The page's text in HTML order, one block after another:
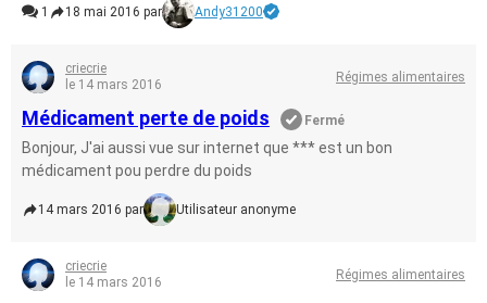
1 18 mai 2016 par Andy31200
criecrie
le 14 mars 2016
Régimes alimentaires
Médicament perte de poids Fermé
Bonjour, J'ai aussi vue sur internet que *** est un bon
médicament pou perdre du poids
14 mars 2016 par Utilisateur anonyme
criecrie
le 14 mars 2016
Régimes alimentaires